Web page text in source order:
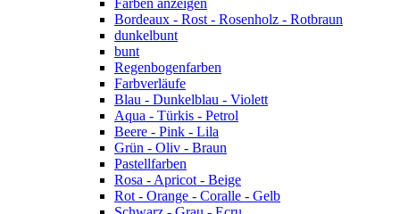
Farben anzeigen
Bordeaux - Rost - Rosenholz - Rotbraun
dunkelbunt
bunt
Regenbogenfarben
Farbverläufe
Blau - Dunkelblau - Violett
Aqua - Türkis - Petrol
Beere - Pink - Lila
Grün - Oliv - Braun
Pastellfarben
Rosa - Apricot - Beige
Rot - Orange - Coralle - Gelb